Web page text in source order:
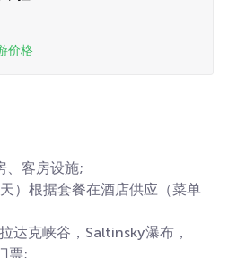
价格
、客房设施;
）根据套餐在酒店供应（菜单
达克峡谷，Saltinsky瀑布，
票;